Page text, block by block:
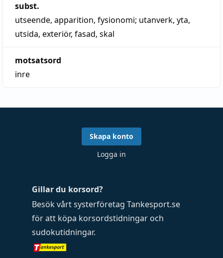
subst.
utseende, apparition, fysionomi; utanverk, yta,
utsida, exteriör, fasad, skal
motsatsord
inre
Gillar du korsord?
Besök vårt systerföretag Tankesport.se
för att köpa korsordstidningar och
sudokutidningar.
Skapa konto
Logga in